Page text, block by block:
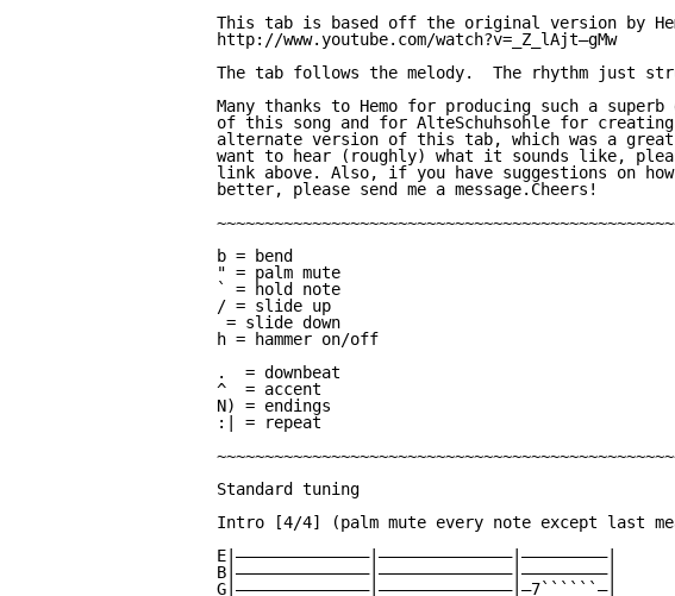
This tab is based off the original version by
http://www.youtube.com/watch?v=_Z_lAjt—gMw
The tab follows the melody.  The rhythm just
Many thanks to Hemo for producing such a
of this song and for AlteSchuhsohle for
alternate version of this tab, which was a
want to hear (roughly) what it sounds like,
link above. Also, if you have suggestions on
better, please send me a message.Cheers!
b = bend
" = palm mute
` = hold note
/ = slide up
= slide down
h = hammer on/off
.  = downbeat
^  = accent
N) = endings
:| = repeat
Standard tuning
Intro [4/4] (palm mute every note except last
E|——————————————|——————————————|—————————|
B|——————————————|——————————————|—————————|
G|——————————————|——————————————|—7``````—|